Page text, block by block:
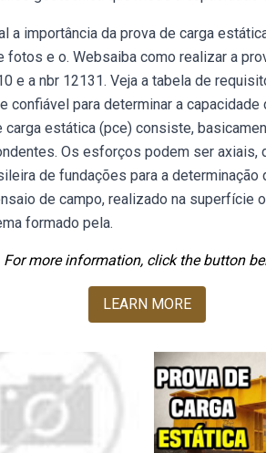
a importância da prova de carga
fotos e o. Websaiba como realizar a
e a nbr 12131. Veja a tabela de
confiável para determinar a
estática (pce) consiste,
Os esforços podem ser axiais,
de fundações para a determinação
de campo, realizado na superfície
formado pela.
For more information, click the button
LEARN MORE